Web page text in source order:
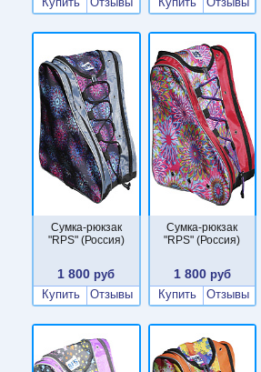
Сумка-рюкзак
"RPS" (Россия)
1 800 руб
Купить
Отзывы
Сумка-рюкзак
"RPS" (Россия)
1 800 руб
Купить
Отзывы